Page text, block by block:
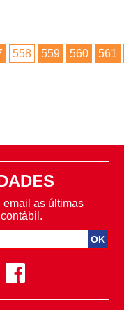
558 559 560 561
as últimas